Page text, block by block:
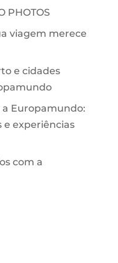
PHOTOS
viagem merece
e cidades
a Europamundo:
e experiências
com a